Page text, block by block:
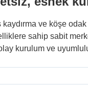
ve köşe odak
sahip sabit
kurulum ve